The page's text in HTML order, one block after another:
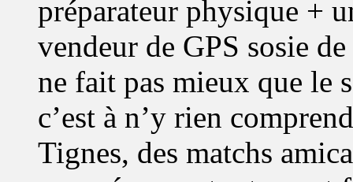
préparateur physique +
vendeur de GPS sosie
ne fait pas mieux que le
c’est à n’y rien
Tignes, des matchs